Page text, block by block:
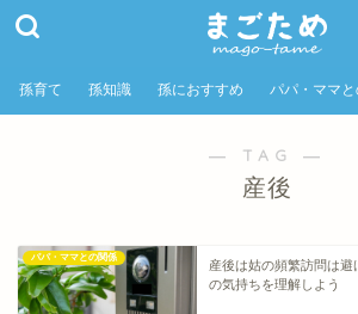
孫育て 孫知識 孫におすすめ パパ・ママ
― TAG ―
産後
パパ・ママとの関係
産後は姑の頻繁訪問は
の気持ちを理解しよう